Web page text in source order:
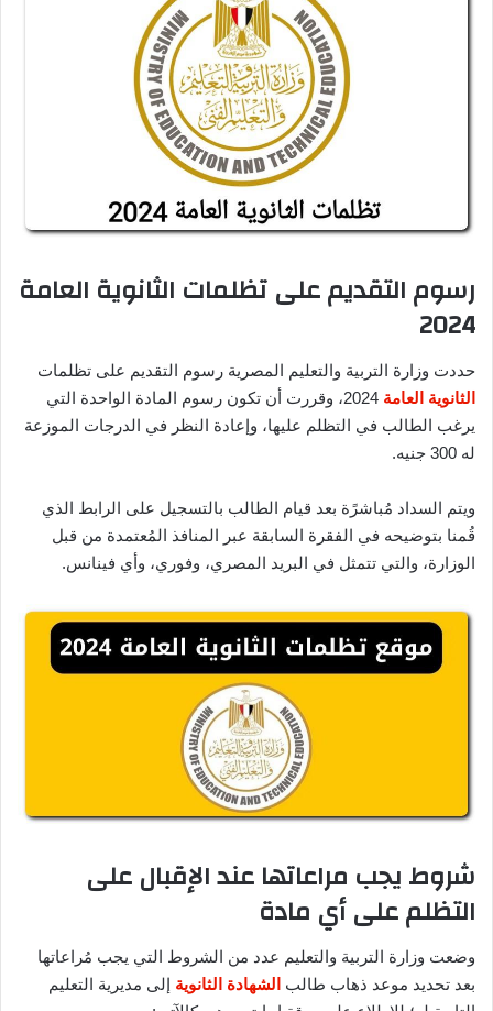
رسوم التقديم على تظلمات الثانوية العامة
2024
حددت وزارة التربية والتعليم المصرية رسوم التقديم على تظلمات
الثانوية العامة
2024، وقررت أن تكون رسوم المادة الواحدة التي
يرغب الطالب في التظلم عليها، وإعادة النظر في الدرجات الموزعة
له 300 جنيه.
ويتم السداد مُباشرًة بعد قيام الطالب بالتسجيل على الرابط الذي
قُمنا بتوضيحه في الفقرة السابقة عبر المنافذ المُعتمدة من قبل
الوزارة، والتي تتمثل في البريد المصري، وفوري، وأي فينانس.
شروط يجب مراعاتها عند الإقبال على
التظلم على أي مادة
وضعت وزارة التربية والتعليم عدد من الشروط التي يجب مُراعاتها
بعد تحديد موعد ذهاب طالب الشهادة الثانوية إلى مديرية التعليم